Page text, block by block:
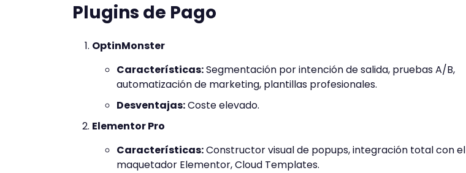
Plugins de Pago
OptinMonster
Características:Segmentación por intención de salida, pruebas A/B,
automatización de marketing, plantillas profesionales.
Desventajas:Coste elevado.
Elementor Pro
Características:Constructor visual de popups, integración total con el
maquetador Elementor, Cloud Templates.